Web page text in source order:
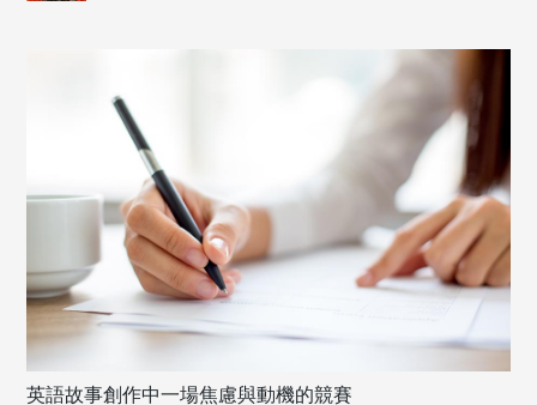
英語故事創作中一場焦慮與動機的競賽